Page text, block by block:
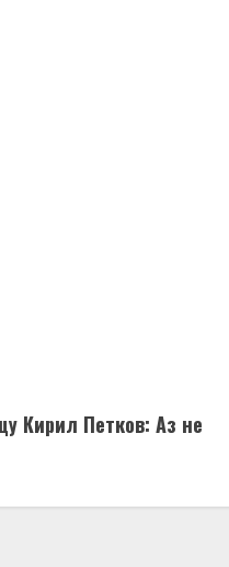
Кирил Петков: Аз не